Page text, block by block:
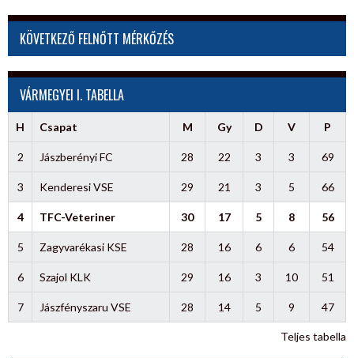
KÖVETKEZŐ FELNŐTT MÉRKŐZÉS
VÁRMEGYEI I. TABELLA
H Csapat M Gy D V P
2 Jászberényi FC 28 22 3 3 69
3 Kenderesi VSE 29 21 3 5 66
4 TFC-Veteriner 30 17 5 8 56
5 Zagyvarékasi KSE 28 16 6 6 54
6 Szajol KLK 29 16 3 10 51
7 Jászfényszaru VSE 28 14 5 9 47
Teljes tabella